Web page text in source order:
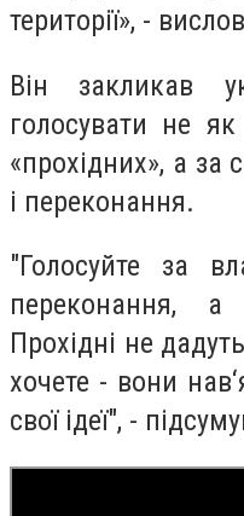
території», -
Він закликав
голосувати не
«прохідних», а за
і переконання.
"Голосуйте за
переконання,
Прохідні не
хочете - вони
свої ідеї", -